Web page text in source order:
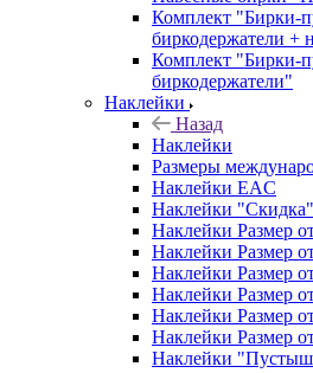
Комплект "Бирки-
биркодержатели +
Комплект "Бирки-
биркодержатели"
Наклейки
Назад
Наклейки
Размеры
Наклейки EAC
Наклейки "Скидка"
Наклейки Размер
Наклейки Размер
Наклейки Размер
Наклейки Размер
Наклейки Размер
Наклейки Размер
Наклейки